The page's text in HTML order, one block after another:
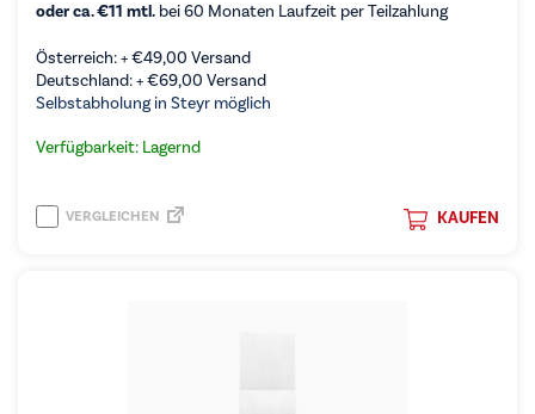
oder ca. €11 mtl. bei 60 Monaten Laufzeit per Teilzahlung
Österreich: +€49,00 Versand
Deutschland: +€69,00 Versand
Selbstabholung in Steyr möglich
Verfügbarkeit: Lagernd
KAUFEN
VERGLEICHEN